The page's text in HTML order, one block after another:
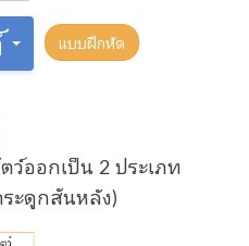
แบบฝึกหัด
ออกเป็น 2 ประเภท
ระดูกสันหลัง)